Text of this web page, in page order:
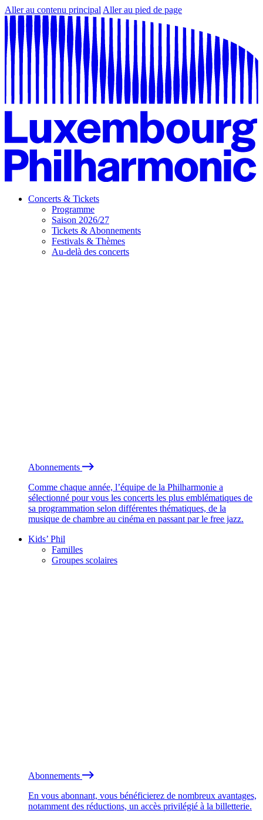
Aller au contenu principal Aller au pied de page
Concerts & Tickets
Programme
Saison 2026/27
Tickets & Abonnements
Festivals & Thèmes
Au-delà des concerts
Abonnements
Comme chaque année, l’équipe de la Philharmonie a
sélectionné pour vous les concerts les plus emblématiques de
sa programmation selon différentes thématiques, de la
musique de chambre au cinéma en passant par le free jazz.
Kids’ Phil
Familles
Groupes scolaires
Abonnements
En vous abonnant, vous bénéficierez de nombreux avantages,
notamment des réductions, un accès privilégié à la billetterie.